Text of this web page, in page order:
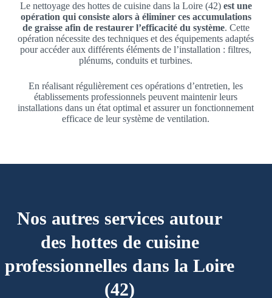
Le nettoyage des hottes de cuisine dans la Loire (42) est une
opération qui consiste alors à éliminer ces accumulations
de graisse afin de restaurer l’efficacité du système. Cette
opération nécessite des techniques et des équipements adaptés
pour accéder aux différents éléments de l’installation : filtres,
plénums, conduits et turbines.
En réalisant régulièrement ces opérations d’entretien, les
établissements professionnels peuvent maintenir leurs
installations dans un état optimal et assurer un fonctionnement
efficace de leur système de ventilation.
Nos autres services autour
des hottes de cuisine
professionnelles dans la Loire
(42)